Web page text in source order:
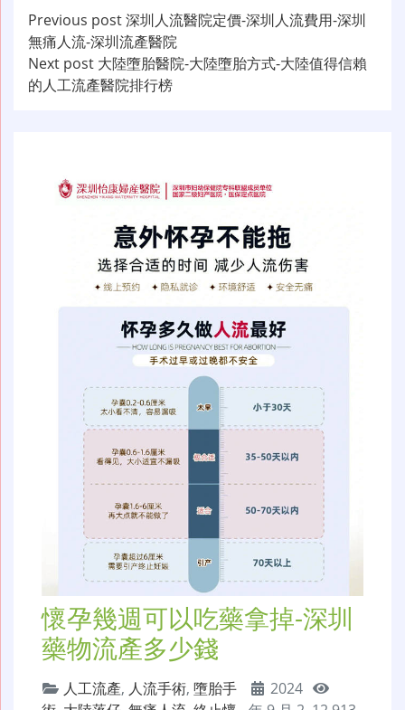
文
章
导
Previous post深圳人流醫院定價-深圳人流費用-深圳
無痛人流-深圳流產醫院
Next post 大陸墮胎醫院-大陸墮胎方式-大陸值得信賴
的人工流產醫院排行榜
懷孕幾週可以吃藥拿掉-深圳
藥物流產多少錢
人工流產, 人流手術, 墮胎手
2024